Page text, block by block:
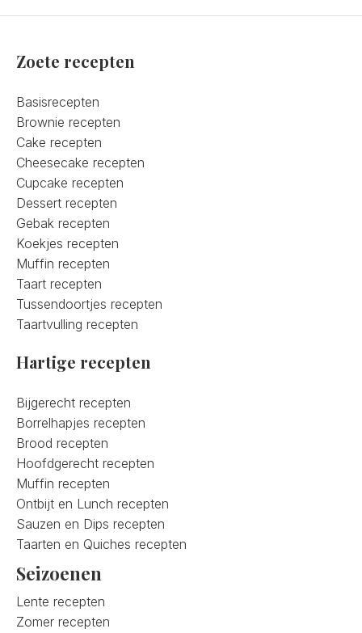
Zoete recepten
Basisrecepten
Brownie recepten
Cake recepten
Cheesecake recepten
Cupcake recepten
Dessert recepten
Gebak recepten
Koekjes recepten
Muffin recepten
Taart recepten
Tussendoortjes recepten
Taartvulling recepten
Hartige recepten
Bijgerecht recepten
Borrelhapjes recepten
Brood recepten
Hoofdgerecht recepten
Muffin recepten
Ontbijt en Lunch recepten
Sauzen en Dips recepten
Taarten en Quiches recepten
Seizoenen
Lente recepten
Zomer recepten